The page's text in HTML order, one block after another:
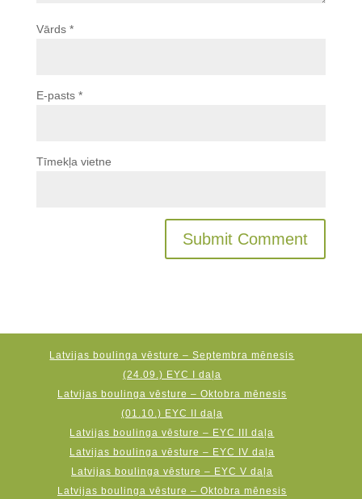
Vārds *
E-pasts *
Tīmekļa vietne
Latvijas boulinga vēsture – Septembra mēnesis
(24.09.) EYC I daļa
Latvijas boulinga vēsture – Oktobra mēnesis
(01.10.) EYC II daļa
Latvijas boulinga vēsture – EYC III daļa
Latvijas boulinga vēsture – EYC IV daļa
Latvijas boulinga vēsture – EYC V daļa
Latvijas boulinga vēsture – Oktobra mēnesis